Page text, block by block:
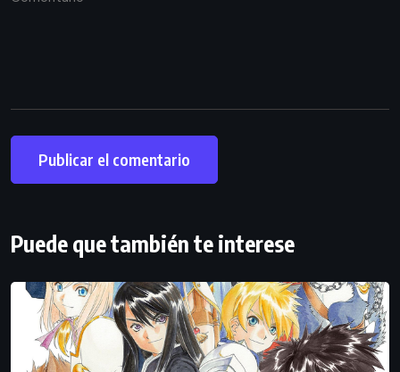
Puede que también te interese